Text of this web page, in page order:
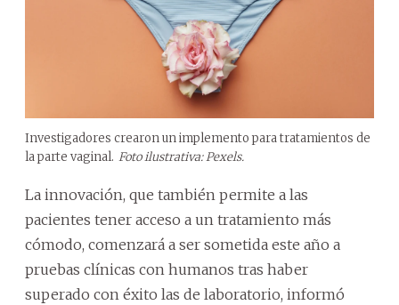
Investigadores crearon un implemento para tratamientos de
la parte vaginal. Foto ilustrativa: Pexels.
La innovación, que también permite a las
pacientes tener acceso a un tratamiento más
cómodo, comenzará a ser sometida este año a
pruebas clínicas con humanos tras haber
superado con éxito las de laboratorio, informó